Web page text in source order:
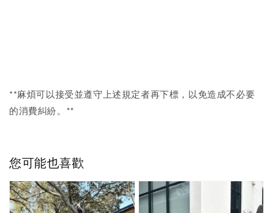
**麻煩可以接受並遵守上述規定者再下標，以免造成不必要
的消費糾紛。**
您可能也喜歡